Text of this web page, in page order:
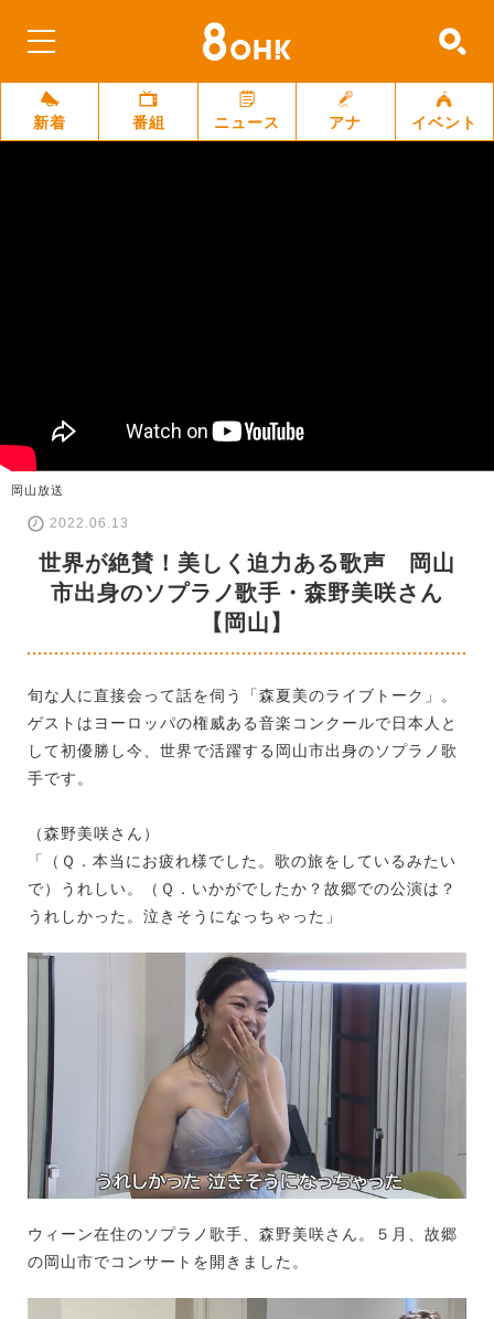
新着 番組 ニュース アナ イベント
岡山放送
2022.06.13
世界が絶賛！美しく迫力ある歌声 岡山
市出身のソプラノ歌手・森野美咲さん
【岡山】
旬な人に直接会って話を伺う「森夏美のライブトーク」。
ゲストはヨーロッパの権威ある音楽コンクールで日本人と
して初優勝し今、世界で活躍する岡山市出身のソプラノ歌
手です。
（森野美咲さん）
「（Ｑ．本当にお疲れ様でした。歌の旅をしているみたい
で）うれしい。（Ｑ．いかがでしたか？故郷での公演は？
うれしかった。泣きそうになっちゃった」
ウィーン在住のソプラノ歌手、森野美咲さん。５月、故郷
の岡山市でコンサートを開きました。